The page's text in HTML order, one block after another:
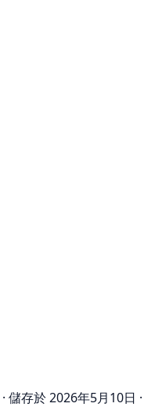
· 儲存於 2026年5月10日 ·